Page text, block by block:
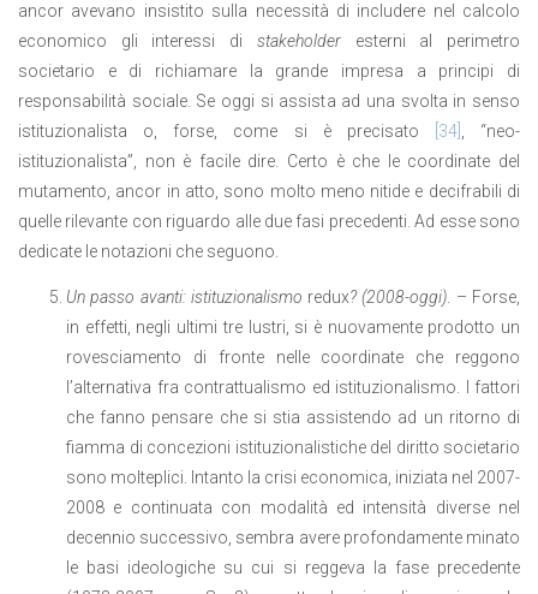
ancor avevano insistito sulla necessità di includere nel calcolo
economico gli interessi di stakeholder esterni al perimetro
societario e di richiamare la grande impresa a principi di
responsabilità sociale. Se oggi si assista ad una svolta in senso
istituzionalista o, forse, come si è precisato
[34] , “neo-
istituzionalista”, non è facile dire. Certo è che le coordinate del
mutamento, ancor in atto, sono molto meno nitide e decifrabili di
quelle rilevante con riguardo alle due fasi precedenti. Ad esse sono
dedicate le notazioni che seguono.
Un passo avanti: istituzionalismo redux? (2008-oggi) . – Forse,
in effetti, negli ultimi tre lustri, si è nuovamente prodotto un
rovesciamento di fronte nelle coordinate che reggono
l’alternativa fra contrattualismo ed istituzionalismo. I fattori
che fanno pensare che si stia assistendo ad un ritorno di
fiamma di concezioni istituzionalistiche del diritto societario
sono molteplici. Intanto la crisi economica, iniziata nel 2007-
2008 e continuata con modalità ed intensità diverse nel
decennio successivo, sembra avere profondamente minato
le basi ideologiche su cui si reggeva la fase precedente